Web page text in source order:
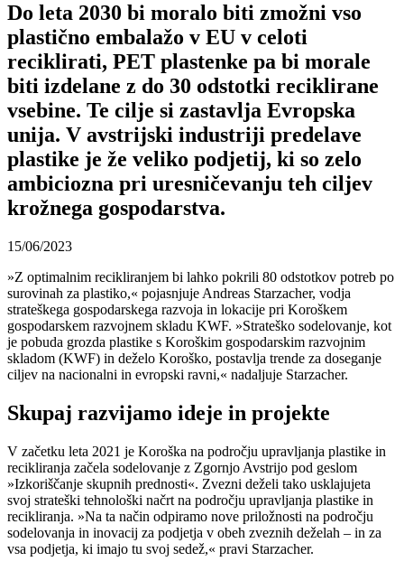
Do leta 2030 bi moralo biti zmožni vso
plastično embalažo v EU v celoti
reciklirati, PET plastenke pa bi morale
biti izdelane z do 30 odstotki reciklirane
vsebine. Te cilje si zastavlja Evropska
unija. V avstrijski industriji predelave
plastike je že veliko podjetij, ki so zelo
ambiciozna pri uresničevanju teh ciljev
krožnega gospodarstva.
15/06/2023
»Z optimalnim recikliranjem bi lahko pokrili 80 odstotkov potreb po
surovinah za plastiko,« pojasnjuje Andreas Starzacher, vodja
strateškega gospodarskega razvoja in lokacije pri Koroškem
gospodarskem razvojnem skladu KWF. »Strateško sodelovanje, kot
je pobuda grozda plastike s Koroškim gospodarskim razvojnim
skladom (KWF) in deželo Koroško, postavlja trende za doseganje
ciljev na nacionalni in evropski ravni,« nadaljuje Starzacher.
Skupaj razvijamo ideje in projekte
V začetku leta 2021 je Koroška na področju upravljanja plastike in
recikliranja začela sodelovanje z Zgornjo Avstrijo pod geslom
»Izkoriščanje skupnih prednosti«. Zvezni deželi tako usklajujeta
svoj strateški tehnološki načrt na področju upravljanja plastike in
recikliranja. »Na ta način odpiramo nove priložnosti na področju
sodelovanja in inovacij za podjetja v obeh zveznih deželah – in za
vsa podjetja, ki imajo tu svoj sedež,« pravi Starzacher.